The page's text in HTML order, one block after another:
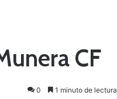
CF
0 1 minuto de lectura